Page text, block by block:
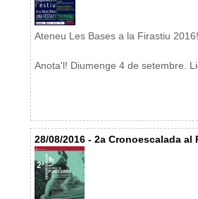
Ateneu Les Bases a la Firastiu 2016!
Anota'l! Diumenge 4 de setembre.
28/08/2016 - 2a Cronoescalada al